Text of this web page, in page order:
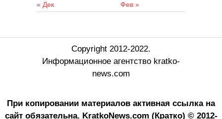
« Дек Фев »
Copyright 2012-2022.
Информационное агентство kratko-
news.com
При копировании материалов активная ссылка на
сайт обязательна. KratkoNews.com (Кратко) © 2012-